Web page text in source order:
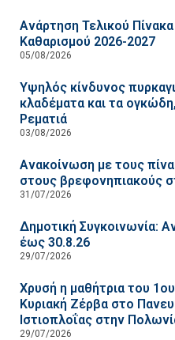
Ανάρτηση Τελικού
Καθαρισμού 2026-2027
05/08/2026
Υψηλός κίνδυνος
κλαδέματα και τα
Ρεματιά
03/08/2026
Ανακοίνωση με τους
στους βρεφονηπιακούς
31/07/2026
Δημοτική Συγκοινωνία:
έως 30.8.26
29/07/2026
Χρυσή η μαθήτρια του
Κυριακή Ζέρβα στο
Ιστιοπλοΐας στην
29/07/2026